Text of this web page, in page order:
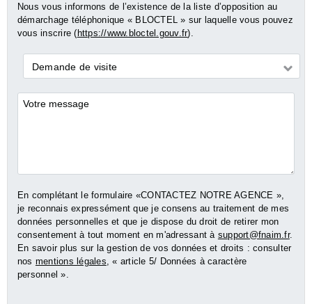
Nous vous informons de l’existence de la liste d’opposition au
démarchage téléphonique « BLOCTEL » sur laquelle vous pouvez
vous inscrire ( https://www.bloctel.gouv.fr).
Demande
*
Demande de visite
Commentaires
En complétant le formulaire «CONTACTEZ NOTRE AGENCE »,
je reconnais expressément que je consens au traitement de mes
données personnelles et que je dispose du droit de retirer mon
consentement à tout moment en m'adressant à support@fnaim.fr.
En savoir plus sur la gestion de vos données et droits : consulter
nos mentions légales , « article 5/ Données à caractère
personnel ».